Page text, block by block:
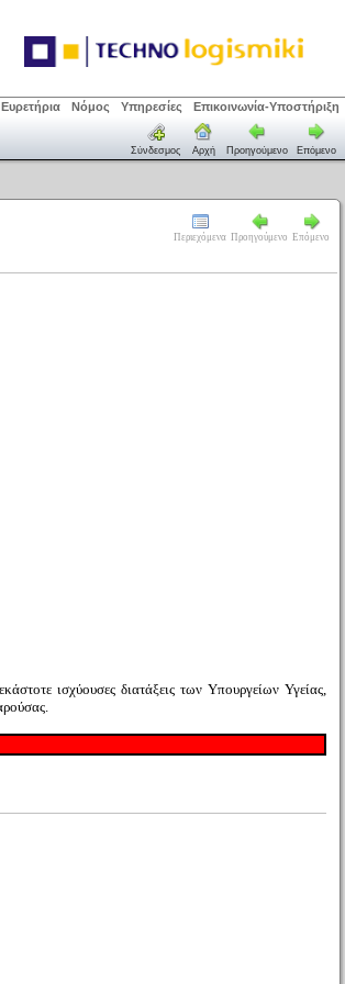
Ευρετήρια Νόμος Υπηρεσίες Επικοινωνία-Υποστήριξη
Σύνδεσμος Αρχή Προηγούμενο Επόμενο